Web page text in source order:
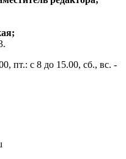
пт.: с 8 до 15.00, сб., вс. -